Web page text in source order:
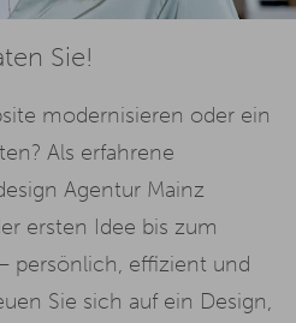
Sie!
modernisieren oder ein
Als erfahrene
Agentur Mainz
ersten Idee bis zum
persönlich, effizient und
Sie sich auf ein Design,